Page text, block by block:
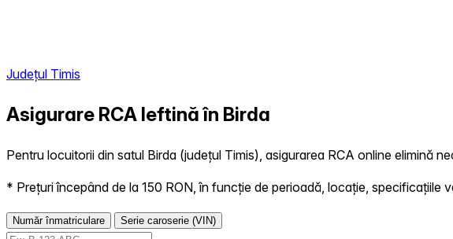
Județul Timis
Asigurare RCA Ieftină în Birda
Pentru locuitorii din satul Birda (județul Timis), asigurarea RCA online elimină
* Prețuri începând de la 150 RON, în funcție de perioadă, locație, specificațiile
Număr înmatriculare Serie caroserie (VIN)